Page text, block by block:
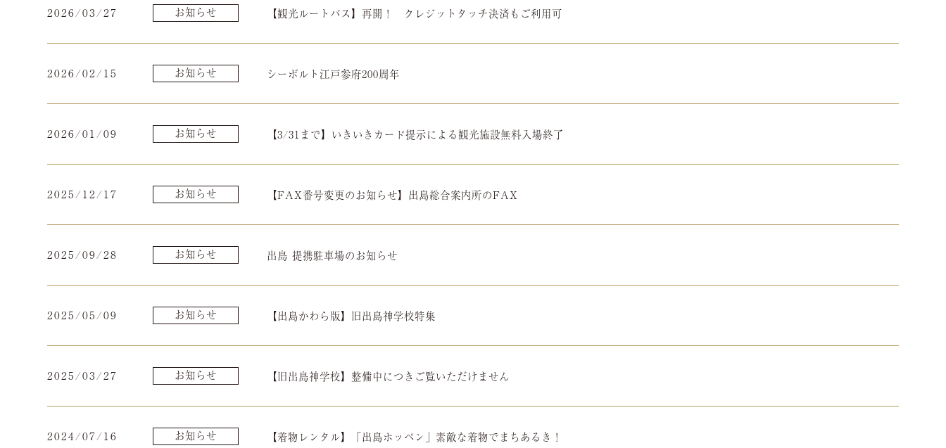
2026/03/27 お知らせ 【観光ルートバス】再開！ クレジットタッチ決済もご利用可
2026/02/15 お知らせ シーボルト江戸参府200周年
2026/01/09 お知らせ 【3/31まで】いきいきカード提示による観光施設無料入場終了
2025/12/17 お知らせ 【FAX番号変更のお知らせ】出島総合案内所のFAX
2025/09/28 お知らせ 出島 提携駐車場のお知らせ
2025/05/09 お知らせ 【出島かわら版】旧出島神学校特集
2025/03/27 お知らせ 【旧出島神学校】整備中につきご覧いただけません
2024/07/16 お知らせ 【着物レンタル】「出島ホッペン」素敵な着物でまちあるき！